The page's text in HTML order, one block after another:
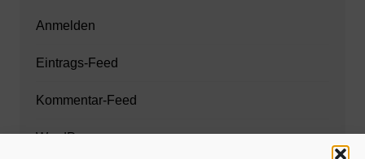
Anmelden
Eintrags-Feed
Kommentar-Feed
WordPress.org